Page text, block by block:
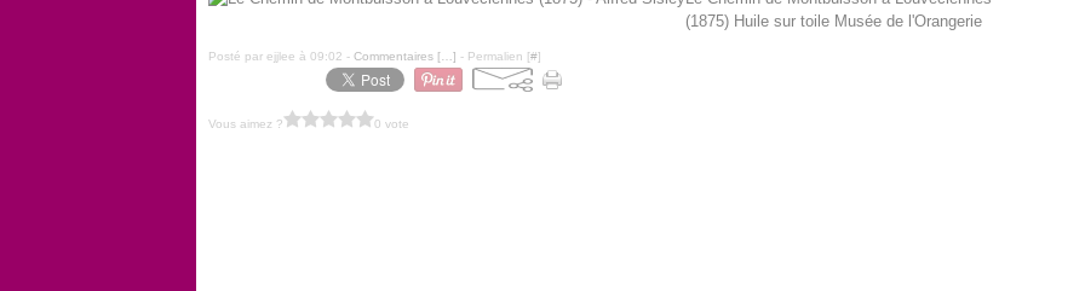
(1875) Huile sur toile Musée de l'Orangerie
Posté par ejjlee à 09:02 - Commentaires [ ] - Permalien [#]
Vous aimez ? 0 vote